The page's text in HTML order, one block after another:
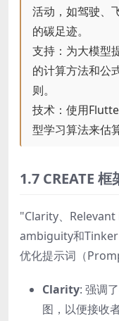
活动，如驾驶、
的碳足迹。
支持：为大模型
的计算方法和公
则。
技术：使用
型学习算法来估
1.7 CREATE 框
"Clarity、
ambiguity和
优化提示词（
Clarity: 强调
图，以便接收